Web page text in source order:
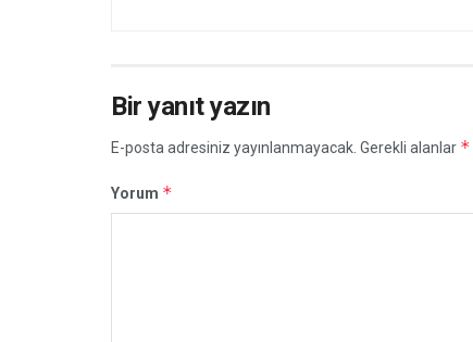
Bir yanıt yazın
E-posta adresiniz yayınlanmayacak. Gerekli alanlar *
Yorum *